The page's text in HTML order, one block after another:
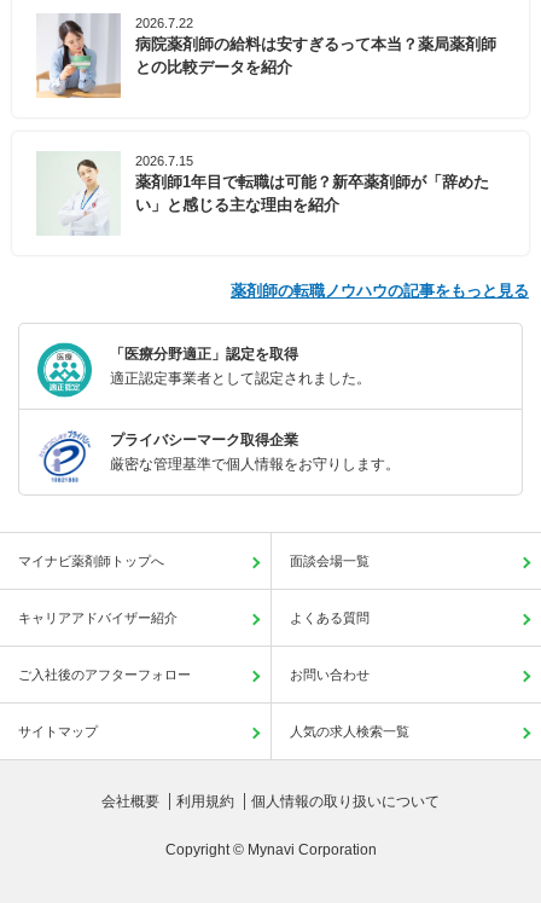
2026.7.22
病院薬剤師の給料は安すぎるって本当？薬局薬剤師
との比較データを紹介
2026.7.15
薬剤師1年目で転職は可能？新卒薬剤師が「辞めた
い」と感じる主な理由を紹介
薬剤師の転職ノウハウの記事をもっと見る
「医療分野適正」認定を取得
適正認定事業者として認定されました。
プライバシーマーク取得企業
厳密な管理基準で個人情報をお守りします。
マイナビ薬剤師トップへ 面談会場一覧
キャリアアドバイザー紹介 よくある質問
ご入社後のアフターフォロー お問い合わせ
サイトマップ 人気の求人検索一覧
会社概要 利用規約 個人情報の取り扱いについて
Copyright © Mynavi Corporation